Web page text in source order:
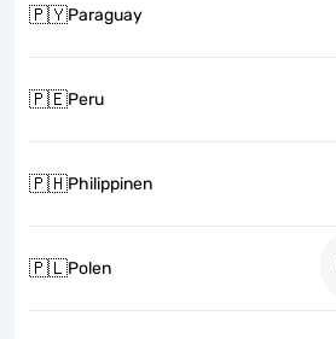
🇵🇾Paraguay
🇵🇪Peru
🇵🇭Philippinen
🇵🇱Polen